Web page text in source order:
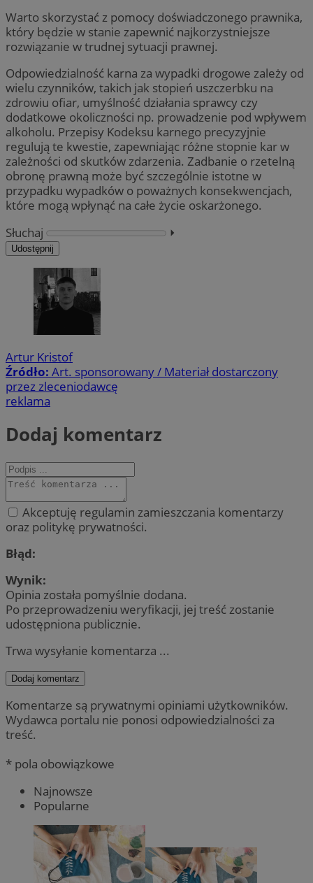
Warto skorzystać z pomocy doświadczonego prawnika,
który będzie w stanie zapewnić najkorzystniejsze
rozwiązanie w trudnej sytuacji prawnej.
Odpowiedzialność karna za wypadki drogowe zależy od
wielu czynników, takich jak stopień uszczerbku na
zdrowiu ofiar, umyślność działania sprawcy czy
dodatkowe okoliczności np. prowadzenie pod wpływem
alkoholu. Przepisy Kodeksu karnego precyzyjnie
regulują te kwestie, zapewniając różne stopnie kar w
zależności od skutków zdarzenia. Zadbanie o rzetelną
obronę prawną może być szczególnie istotne w
przypadku wypadków o poważnych konsekwencjach,
które mogą wpłynąć na całe życie oskarżonego.
Słuchaj
⏵︎
Udostępnij
Artur Kristof
Źródło: Art. sponsorowany / Materiał dostarczony
przez zleceniodawcę
reklama
Dodaj komentarz
Akceptuję regulamin zamieszczania komentarzy
oraz politykę prywatności.
Błąd:
Wynik:
Opinia została pomyślnie dodana.
Po przeprowadzeniu weryfikacji, jej treść zostanie
udostępniona publicznie.
Trwa wysyłanie komentarza ...
Dodaj komentarz
Komentarze są prywatnymi opiniami użytkowników.
Wydawca portalu nie ponosi odpowiedzialności za
treść.
* pola obowiązkowe
Najnowsze
Popularne